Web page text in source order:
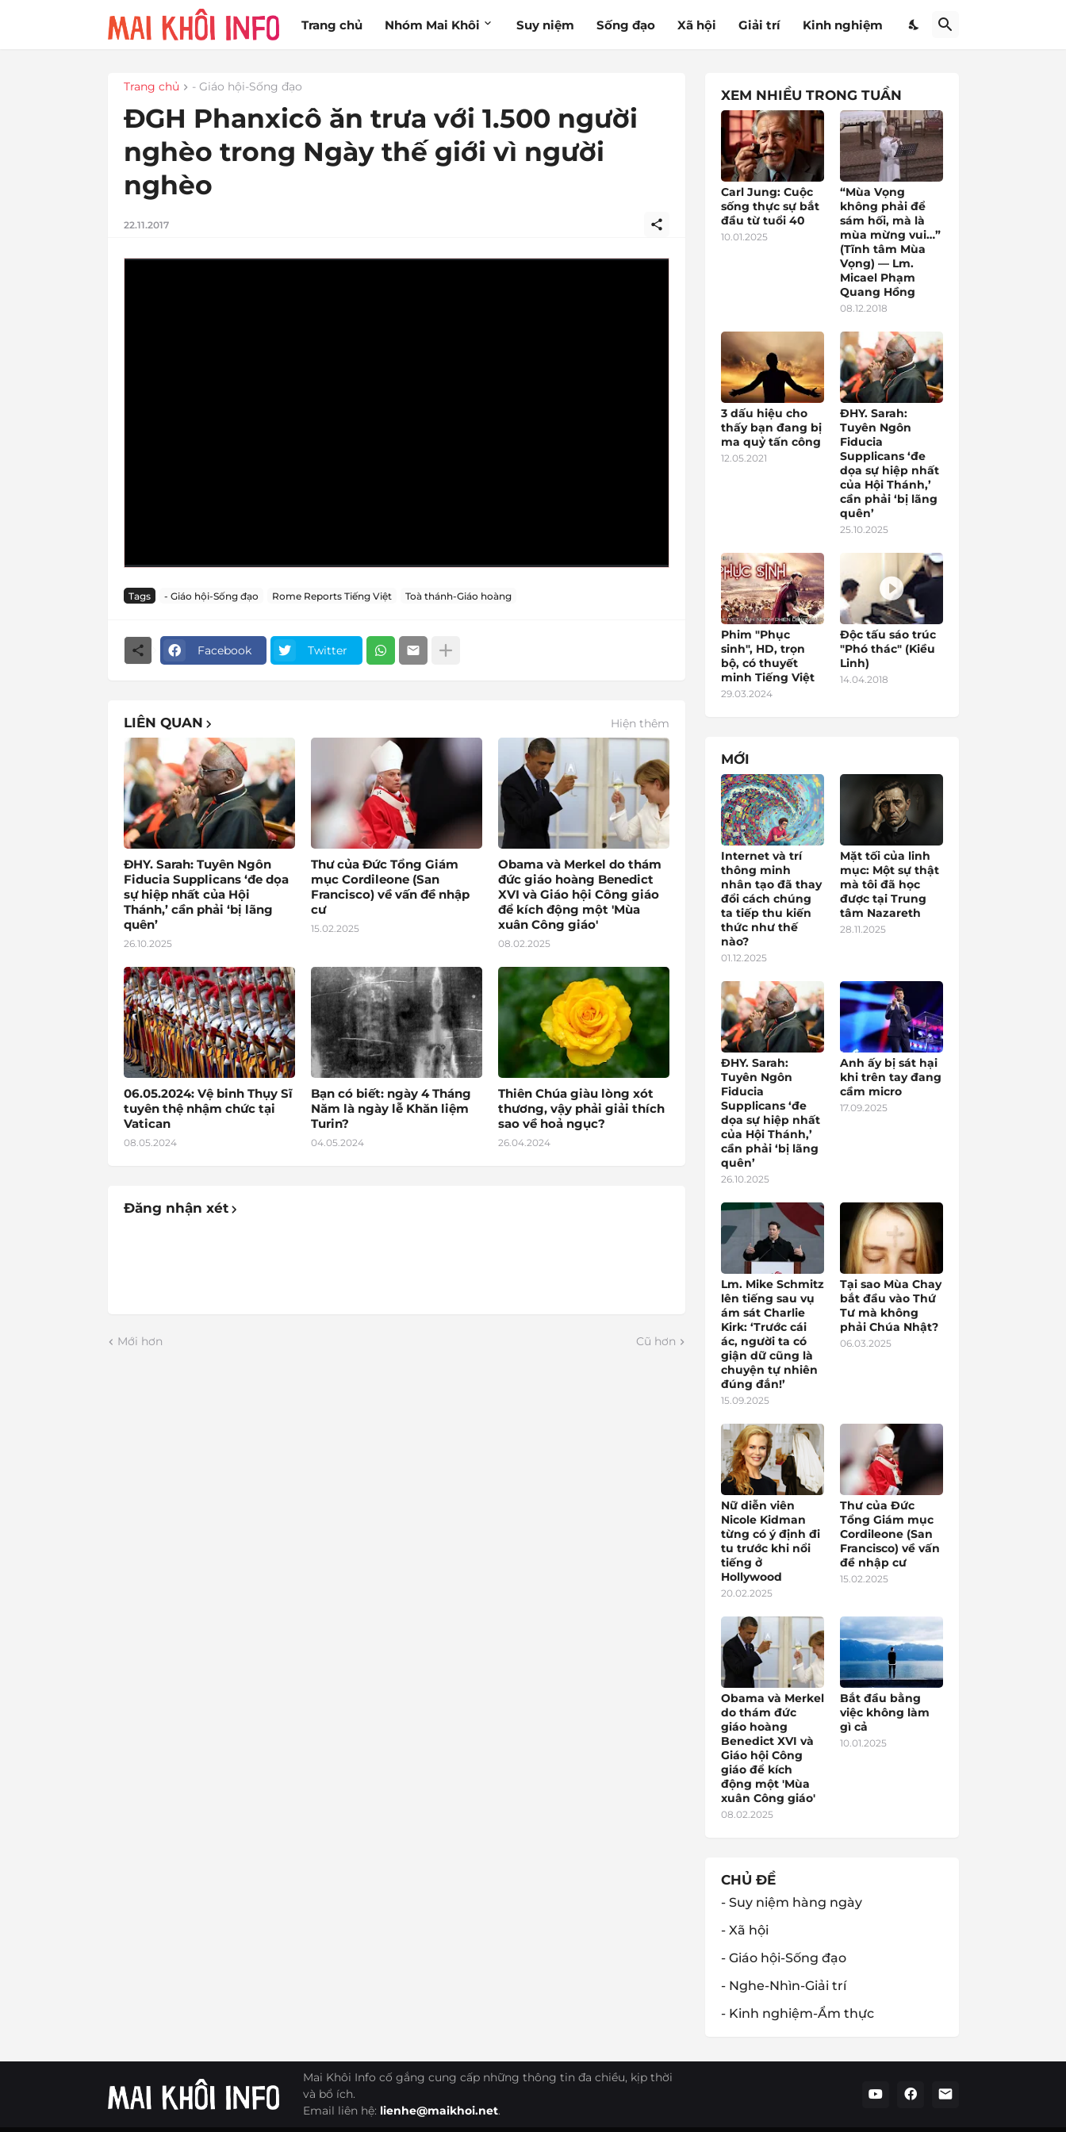
Trang chủ Nhóm Mai Khôi Suy niệm Sống đạo Xã hội Giải trí Kinh nghiệm
Trang chủ - Giáo hội-Sống đạo
ĐGH Phanxicô ăn trưa với 1.500 người
nghèo trong Ngày thế giới vì người
nghèo
22.11.2017
Tags - Giáo hội-Sống đạo Rome Reports Tiếng Việt Toà thánh-Giáo hoàng
Facebook Twitter
LIÊN QUAN Hiện thêm
ĐHY. Sarah: Tuyên Ngôn
Fiducia Supplicans ‘đe dọa
sự hiệp nhất của Hội
Thánh,’ cần phải ‘bị lãng
quên’
26.10.2025
Thư của Đức Tổng Giám
mục Cordileone (San
Francisco) về vấn đề nhập
cư
15.02.2025
Obama và Merkel do thám
đức giáo hoàng Benedict
XVI và Giáo hội Công giáo
để kích động một 'Mùa
xuân Công giáo'
08.02.2025
06.05.2024: Vệ binh Thụy Sĩ
tuyên thệ nhậm chức tại
Vatican
08.05.2024
Bạn có biết: ngày 4 Tháng
Năm là ngày lễ Khăn liệm
Turin?
04.05.2024
Thiên Chúa giàu lòng xót
thương, vậy phải giải thích
sao về hoả ngục?
26.04.2024
Đăng nhận xét
Mới hơn Cũ hơn
XEM NHIỀU TRONG TUẦN
Carl Jung: Cuộc
sống thực sự bắt
đầu từ tuổi 40
10.01.2025
“Mùa Vọng
không phải để
sám hối, mà là
mùa mừng vui…”
(Tĩnh tâm Mùa
Vọng) — Lm.
Micael Phạm
Quang Hồng
08.12.2018
3 dấu hiệu cho
thấy bạn đang bị
ma quỷ tấn công
12.05.2021
ĐHY. Sarah:
Tuyên Ngôn
Fiducia
Supplicans ‘đe
dọa sự hiệp nhất
của Hội Thánh,’
cần phải ‘bị lãng
quên’
25.10.2025
Phim "Phục
sinh", HD, trọn
bộ, có thuyết
minh Tiếng Việt
29.03.2024
Độc tấu sáo trúc
"Phó thác" (Kiều
Linh)
14.04.2018
MỚI
Internet và trí
thông minh
nhân tạo đã thay
đổi cách chúng
ta tiếp thu kiến
thức như thế
nào?
01.12.2025
Mặt tối của linh
mục: Một sự thật
mà tôi đã học
được tại Trung
tâm Nazareth
28.11.2025
ĐHY. Sarah:
Tuyên Ngôn
Fiducia
Supplicans ‘đe
dọa sự hiệp nhất
của Hội Thánh,’
cần phải ‘bị lãng
quên’
26.10.2025
Anh ấy bị sát hại
khi trên tay đang
cầm micro
17.09.2025
Lm. Mike Schmitz
lên tiếng sau vụ
ám sát Charlie
Kirk: ‘Trước cái
ác, người ta có
giận dữ cũng là
chuyện tự nhiên
đúng đắn!’
15.09.2025
Tại sao Mùa Chay
bắt đầu vào Thứ
Tư mà không
phải Chúa Nhật?
06.03.2025
Nữ diễn viên
Nicole Kidman
từng có ý định đi
tu trước khi nổi
tiếng ở
Hollywood
20.02.2025
Thư của Đức
Tổng Giám mục
Cordileone (San
Francisco) về vấn
đề nhập cư
15.02.2025
Obama và Merkel
do thám đức
giáo hoàng
Benedict XVI và
Giáo hội Công
giáo để kích
động một 'Mùa
xuân Công giáo'
08.02.2025
Bắt đầu bằng
việc không làm
gì cả
10.01.2025
CHỦ ĐỀ
- Suy niệm hàng ngày
- Xã hội
- Giáo hội-Sống đạo
- Nghe-Nhìn-Giải trí
- Kinh nghiệm-Ẩm thực
Mai Khôi Info cố gắng cung cấp những thông tin đa chiều, kịp thời
và bổ ích.
Email liên hệ: lienhe@maikhoi.net.